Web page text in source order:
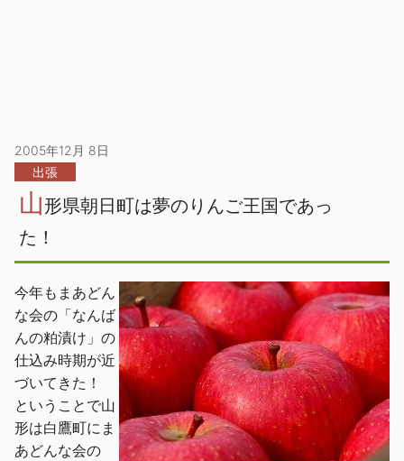
2005年12月 8日
出張
山形県朝日町は夢のりんご王国であっ
た！
今年もまあどん
な会の「なんば
んの粕漬け」の
仕込み時期が近
づいてきた！
ということで山
形は白鷹町にま
あどんな会の